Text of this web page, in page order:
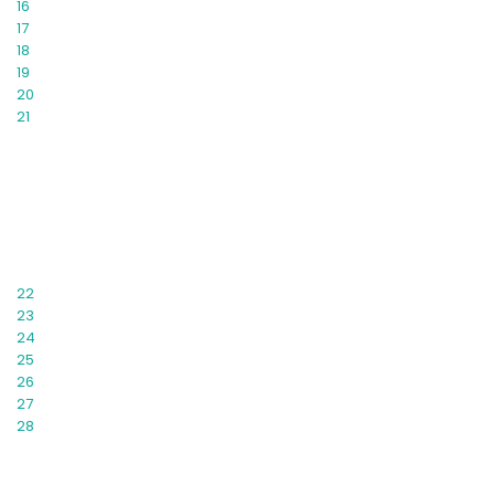
16
17
18
19
20
21
22
23
24
25
26
27
28